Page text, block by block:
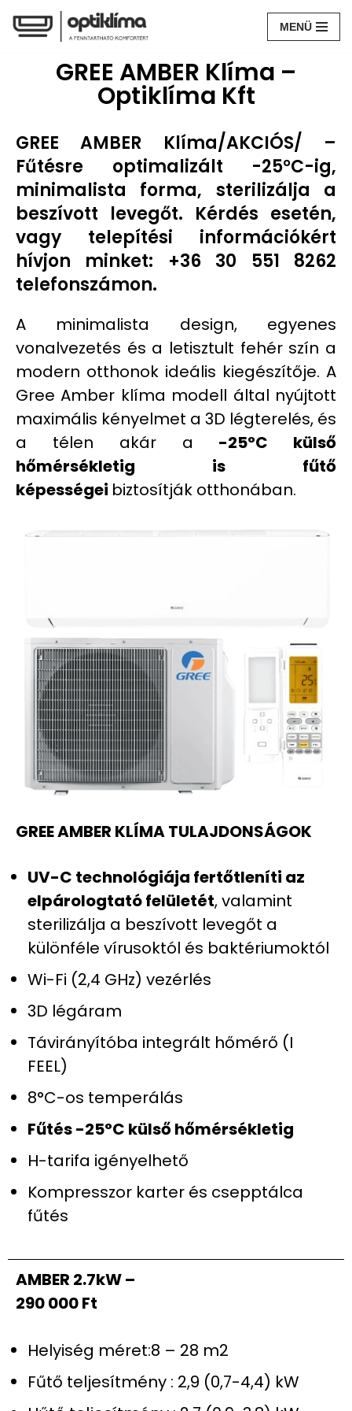
MENÜ
GREE AMBER Klíma –
Optiklíma Kft
GREE AMBER Klíma/AKCIÓS/ –
Fűtésre optimalizált -25°C-ig,
minimalista forma, sterilizálja a
beszívott levegőt. Kérdés esetén,
vagy telepítési információkért
hívjon minket: +36 30 551 8262
telefonszámon.
A minimalista design, egyenes
vonalvezetés és a letisztult fehér szín a
modern otthonok ideális kiegészítője. A
Gree Amber klíma modell által nyújtott
maximális kényelmet a 3D légterelés, és
a télen akár a -25°C külső
hőmérsékletig is fűtő
képességei biztosítják otthonában.
GREE AMBER KLÍMA TULAJDONSÁGOK
UV-C technológiája fertőtleníti az
elpárologtató felületét, valamint
sterilizálja a beszívott levegőt a
különféle vírusoktól és baktériumoktól
Wi-Fi (2,4 GHz) vezérlés
3D légáram
Távirányítóba integrált hőmérő (I
FEEL)
8°C-os temperálás
Fűtés -25°C külső hőmérsékletig
H-tarifa igényelhető
Kompresszor karter és csepptálca
fűtés
AMBER 2.7kW –
290 000 Ft
Helyiség méret:8 – 28 m2
Fűtő teljesítmény : 2,9 (0,7-4,4) kW